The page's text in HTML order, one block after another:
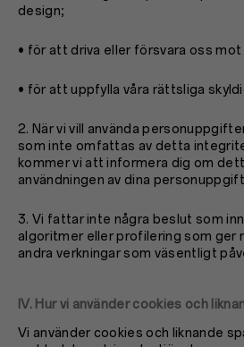
design;
• för att driva eller försvara oss
• för att uppfylla våra rättsliga
2. När vi vill använda
som inte omfattas av detta
kommer vi att informera dig om
användningen av dina
3. Vi fattar inte några beslut som
algoritmer eller profilering som ger
andra verkningar som väsentligt
IV. Hur vi använder cookies och
Vi använder cookies och liknande